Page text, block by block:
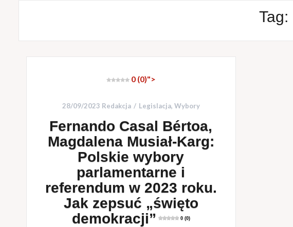
Tag:
0 (0)">
28/09/2023 Redakcja Legislacja, Wybory
Fernando Casal Bértoa,
Magdalena Musiał-Karg:
Polskie wybory
parlamentarne i
referendum w 2023 roku.
Jak zepsuć „święto
demokracji”
0 (0)